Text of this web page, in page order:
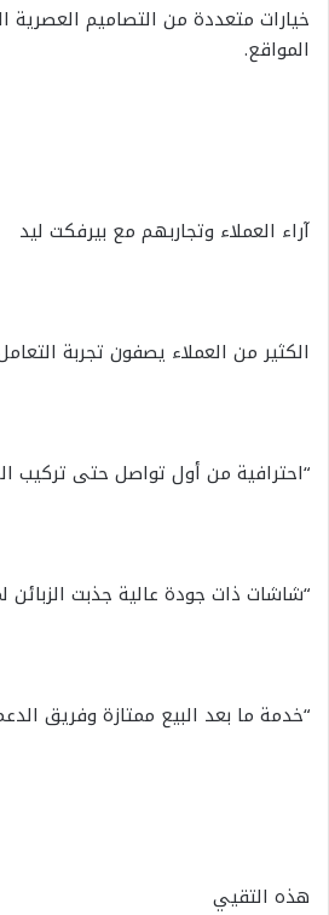
خيارات متعددة من التصاميم
المواقع.
آراء العملاء وتجاربهم مع بيرفكت ليد
الكثير من العملاء يصفون تجربة
“احترافية من أول تواصل حتى تركيب
“شاشات ذات جودة عالية جذبت
“خدمة ما بعد البيع ممتازة وفريق
هذه التقيي